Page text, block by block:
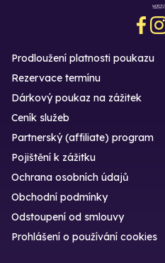
Prodloužení platnosti poukazu
Rezervace termínu
Dárkový poukaz na zážitek
Ceník služeb
Partnerský (affiliate) program
Pojištění k zážitku
Ochrana osobních údajů
Obchodní podmínky
Odstoupení od smlouvy
Prohlášení o používání cookies